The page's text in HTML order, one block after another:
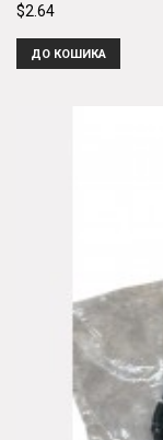
$2.64
ДО КОШИКА